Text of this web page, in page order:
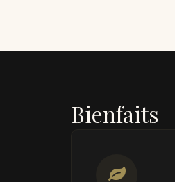
Bienfaits